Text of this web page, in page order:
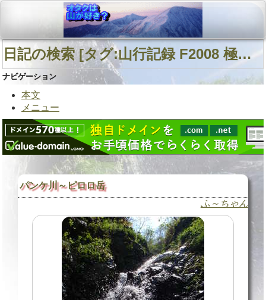
日記の検索 [タグ:山行記録 F2008 極南日高 幌満川] 01～01(01件中)
ナビゲーション
本文
メニュー
パンケ川～ピロロ岳
ふ～ちゃん